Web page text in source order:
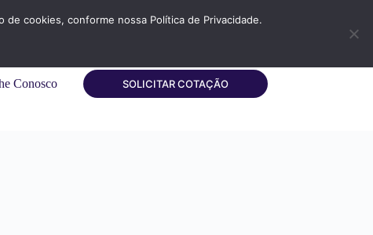
Conosco SOLICITAR COTAÇÃO
cookies, conforme nossa Política de Privacidade.